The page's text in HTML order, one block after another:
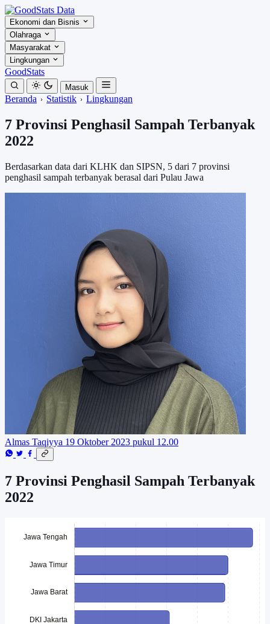
Ekonomi dan Bisnis
Olahraga
Masyarakat
Lingkungan
GoodStats
Masuk
Beranda Statistik Lingkungan
7 Provinsi Penghasil Sampah Terbanyak
2022
Berdasarkan data dari KLHK dan SIPSN, 5 dari 7 provinsi
penghasil sampah terbanyak berasal dari Pulau Jawa
Almas Taqiyya 19 Oktober 2023 pukul 12.00
7 Provinsi Penghasil Sampah Terbanyak
2022